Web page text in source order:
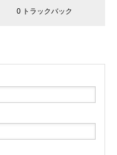
0 トラックバック